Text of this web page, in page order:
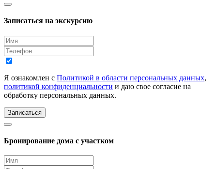
Записаться на экскурсию
Я ознакомлен с Политикой в области персональных данных,
политикой конфиденциальности и даю свое согласие на
обработку персональных данных.
Записаться
Бронирование дома с участком